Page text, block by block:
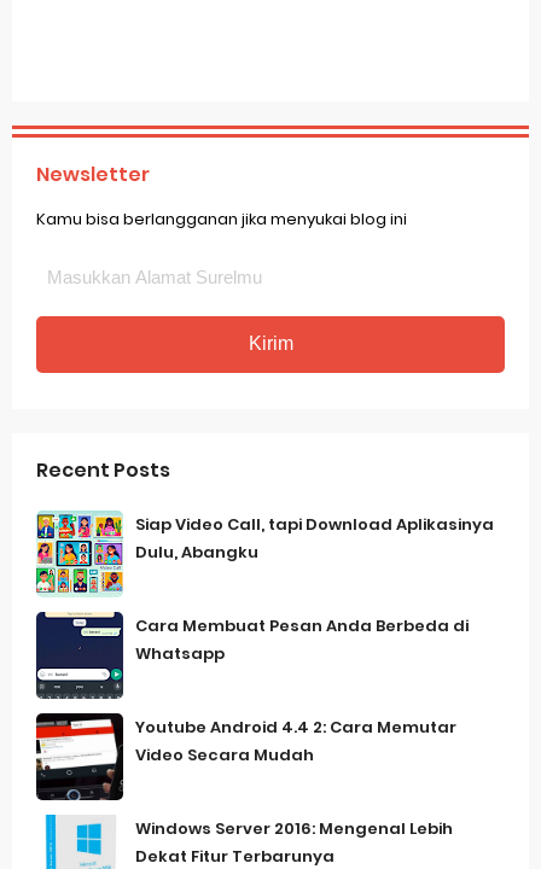
Newsletter
Kamu bisa berlangganan jika menyukai blog ini
Recent Posts
Siap Video Call, tapi Download Aplikasinya
Dulu, Abangku
Cara Membuat Pesan Anda Berbeda di
Whatsapp
Youtube Android 4.4 2: Cara Memutar
Video Secara Mudah
Windows Server 2016: Mengenal Lebih
Dekat Fitur Terbarunya